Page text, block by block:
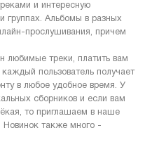
и интересную
группах. Альбомы в разных
прослушивания, причем
любимые треки, платить вам
пользователь получает
в любое удобное время. У
сборников и если вам
то приглашаем в наше
Новинок также много -